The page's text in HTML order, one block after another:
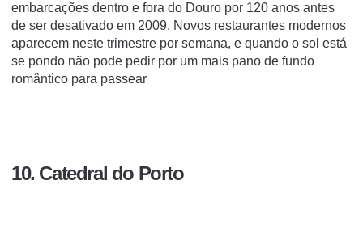
embarcações dentro e fora do Douro por 120 anos antes
de ser desativado em 2009. Novos restaurantes modernos
aparecem neste trimestre por semana, e quando o sol está
se pondo não pode pedir por um mais pano de fundo
romântico para passear
10. Catedral do Porto